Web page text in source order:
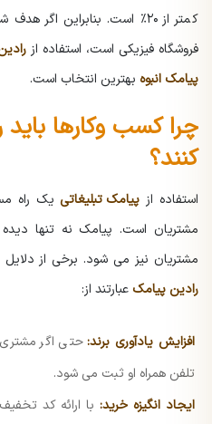
کمتر از ۲۰٪ است. بنابراین
فروشگاه فیزیکی است، استفاده از
پیامک انبوه بهترین انتخاب است.
چرا کسب وکارها
کنند؟
استفاده از پیامک تبلیغاتییک راه
مشتریان است. پیامک نه تنها
مشتریان نیز می شود. برخی از
رادین پیامک عبارتند از:
افزایش یادآوری برند:حتی اگر مشتری
تلفن همراه او ثبت می شود.
ایجاد انگیزه خرید: با ارائه کد